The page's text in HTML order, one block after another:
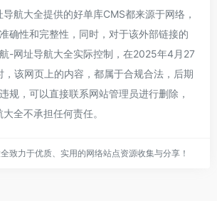
航大全提供的好单库CMS都来源于网络，
确性和完整性，同时，对于该外部链接的
-网址导航大全实际控制，在2025年4月27
该网页上的内容，都属于合规合法，后期
规，可以直接联系网站管理员进行删除，
全不承担任何责任。
致力于优质、实用的网络站点资源收集与分享！